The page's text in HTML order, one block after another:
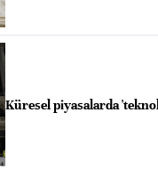
Küresel piyasalarda